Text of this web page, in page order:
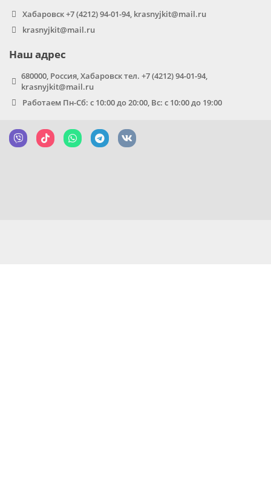
Хабаровск +7 (4212) 94-01-94, krasnyjkit@mail.ru
krasnyjkit@mail.ru
Наш адрес
680000, Россия, Хабаровск тел. +7 (4212) 94-01-94,
krasnyjkit@mail.ru
Работаем Пн-Сб: с 10:00 до 20:00, Вс: с 10:00 до 19:00